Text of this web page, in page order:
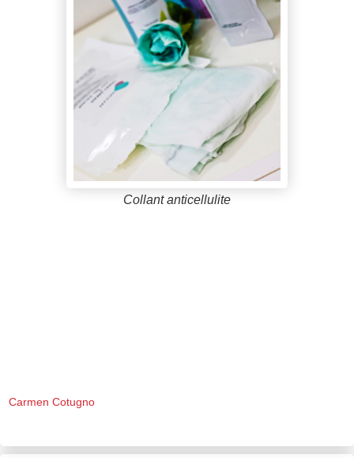
Collant anticellulite
Carmen Cotugno